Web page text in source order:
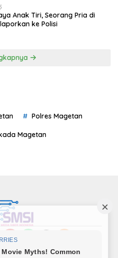
Anak Tiri, Seorang Pria di
ke Polisi
Polres Magetan
Magetan